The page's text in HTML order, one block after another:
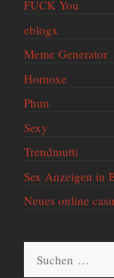
FUCK You
eblogx
Meme Generator
Hornoxe
Phun
Sexy
Trendmutti
Sex Anzeigen in
Neues online
nach: